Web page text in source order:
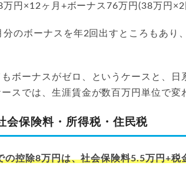
円×12ヶ月+ボーナス76万円(38万円×2
のボーナスを年2回出すところもあり
ボーナスがゼロ、というケースと、日
スでは、生涯賃金が数百万円単位で変
会保険料・所得税・住民税
の控除8万円は、社会保険料5.5万円+税